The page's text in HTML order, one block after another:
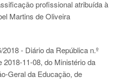
profissional atribuída à
Martins de Oliveira
- Diário da República n.º
2018-11-08, do Ministério da
Geral da Educação, de